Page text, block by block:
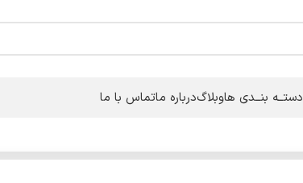
دستــه بنــدی هاوبلاگدرباره ماتماس با ما